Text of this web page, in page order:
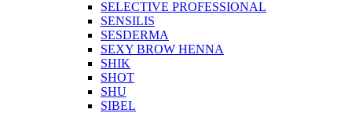
SELECTIVE PROFESSIONAL
SENSILIS
SESDERMA
SEXY BROW HENNA
SHIK
SHOT
SHU
SIBEL